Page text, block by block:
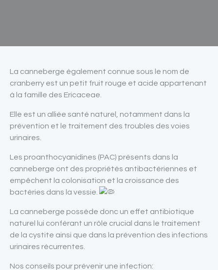
La canneberge également connue sous le nom de
cranberry est un petit fruit rouge et acide appartenant
à la famille des Ericaceae.
Elle est un alliée santé naturel, notamment dans la
prévention et le traitement des troubles des voies
urinaires.
Les proanthocyanidines (PAC) présents dans la
canneberge ont des propriétés antibactériennes et
empêchent la colonisation et la croissance des
bactéries dans la vessie.
La canneberge possède donc un effet antibiotique
naturel lui conférant un rôle crucial dans le traitement
de la cystite ainsi que dans la prévention des infections
urinaires récurrentes.
Nos conseils pour prévenir une infection: